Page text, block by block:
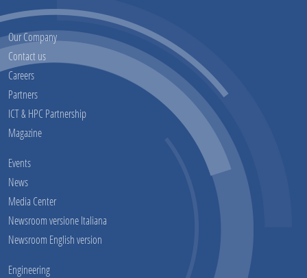
Our Company
Contact us
Careers
Partners
ICT & HPC Partnership
Magazine
Events
News
Media Center
Newsroom versione Italiana
Newsroom English version
Engineering